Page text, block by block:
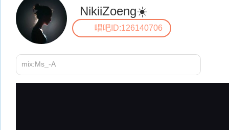
NikiiZoeng☀️
唱吧ID:126140706
mix:Ms_-A